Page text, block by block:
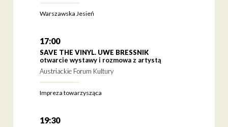
Warszawska Jesień
17:00
SAVE THE VINYL. UWE BRESSNIK
otwarcie wystawy i rozmowa z artystą
Austriackie Forum Kultury
Impreza towarzysząca
19:30